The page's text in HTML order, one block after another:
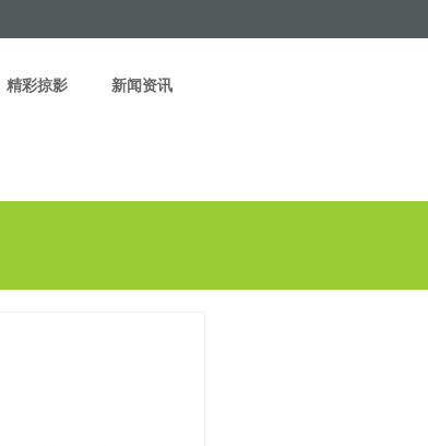
精彩掠影 新闻资讯